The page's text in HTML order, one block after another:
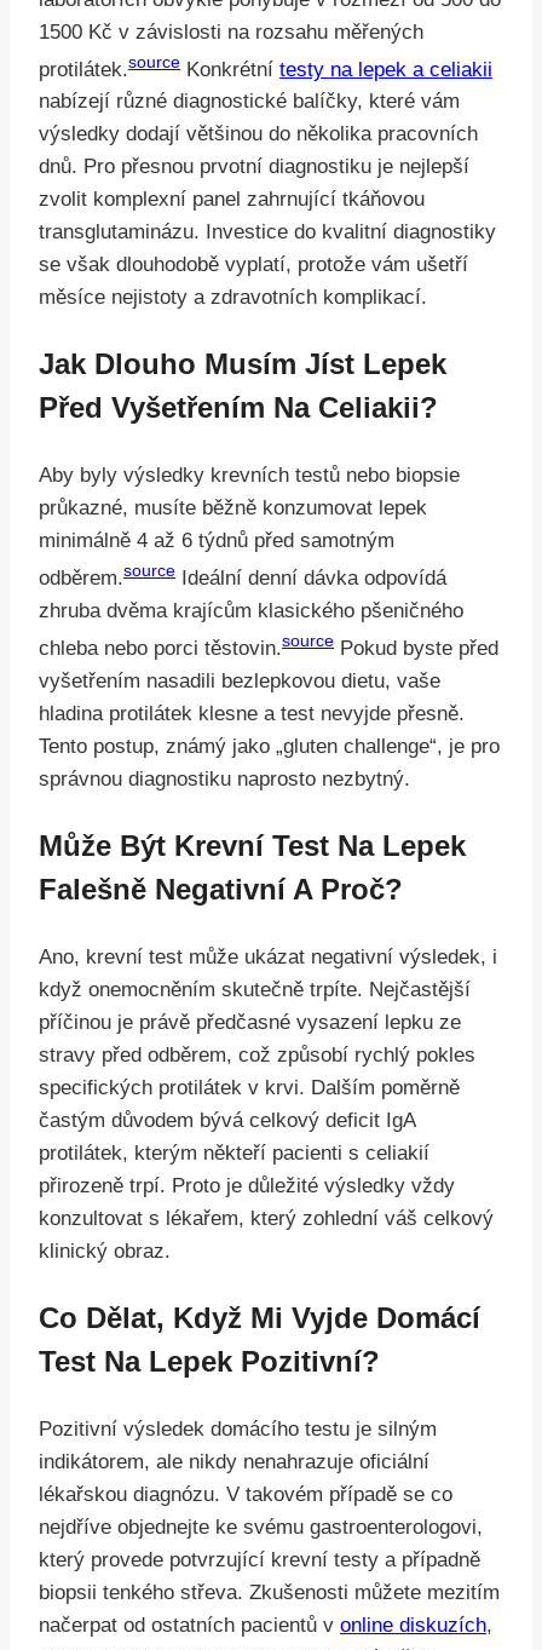
1500 Kč v závislosti na rozsahu měřených
protilátek.source Konkrétní testy na lepek a celiakii
nabízejí různé diagnostické balíčky, které vám
výsledky dodají většinou do několika pracovních
dnů. Pro přesnou prvotní diagnostiku je nejlepší
zvolit komplexní panel zahrnující tkáňovou
transglutaminázu. Investice do kvalitní diagnostiky
se však dlouhodobě vyplatí, protože vám ušetří
měsíce nejistoty a zdravotních komplikací.
Jak Dlouho Musím Jíst Lepek
Před Vyšetřením Na Celiakii?
Aby byly výsledky krevních testů nebo biopsie
průkazné, musíte běžně konzumovat lepek
minimálně 4 až 6 týdnů před samotným
odběrem.source Ideální denní dávka odpovídá
zhruba dvěma krajícům klasického pšeničného
chleba nebo porci těstovin.source Pokud byste před
vyšetřením nasadili bezlepkovou dietu, vaše
hladina protilátek klesne a test nevyjde přesně.
Tento postup, známý jako „gluten challenge“, je pro
správnou diagnostiku naprosto nezbytný.
Může Být Krevní Test Na Lepek
Falešně Negativní A Proč?
Ano, krevní test může ukázat negativní výsledek, i
když onemocněním skutečně trpíte. Nejčastější
příčinou je právě předčasné vysazení lepku ze
stravy před odběrem, což způsobí rychlý pokles
specifických protilátek v krvi. Dalším poměrně
častým důvodem bývá celkový deficit IgA
protilátek, kterým někteří pacienti s celiakií
přirozeně trpí. Proto je důležité výsledky vždy
konzultovat s lékařem, který zohlední váš celkový
klinický obraz.
Co Dělat, Když Mi Vyjde Domácí
Test Na Lepek Pozitivní?
Pozitivní výsledek domácího testu je silným
indikátorem, ale nikdy nenahrazuje oficiální
lékařskou diagnózu. V takovém případě se co
nejdříve objednejte ke svému gastroenterologovi,
který provede potvrzující krevní testy a případně
biopsii tenkého střeva. Zkušenosti můžete mezitím
načerpat od ostatních pacientů v online diskuzích,